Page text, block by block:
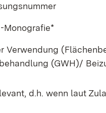
Monografie*
Verwendung
(GWH)/
d.h. wenn laut